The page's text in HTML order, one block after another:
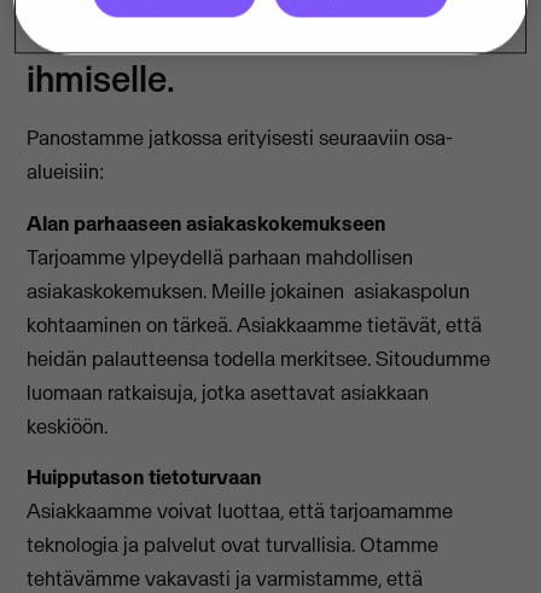
– teknologiaa ihmiseltä
ihmiselle.
Panostamme jatkossa erityisesti seuraaviin osa-
alueisiin:
Alan parhaaseen asiakaskokemukseen
Tarjoamme ylpeydellä parhaan mahdollisen
asiakaskokemuksen. Meille jokainen asiakaspolun
kohtaaminen on tärkeä. Asiakkaamme tietävät, että
heidän palautteensa todella merkitsee. Sitoudumme
luomaan ratkaisuja, jotka asettavat asiakkaan
keskiöön.
Huipputason tietoturvaan
Asiakkaamme voivat luottaa, että tarjoamamme
teknologia ja palvelut ovat turvallisia. Otamme
tehtävämme vakavasti ja varmistamme, että